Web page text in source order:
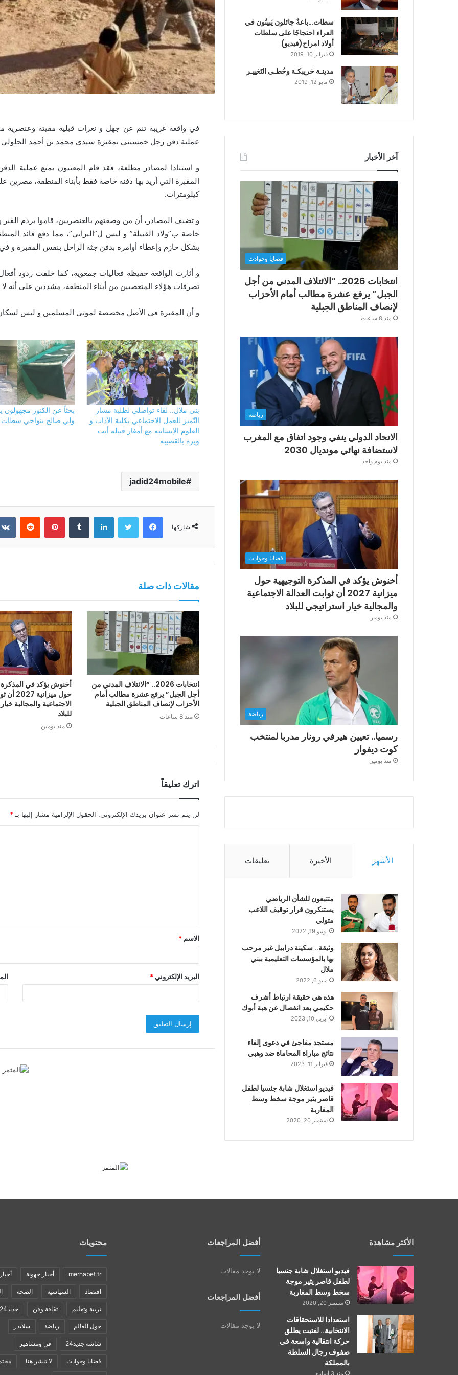
في واقعة غريبة تنم عن جهل و نعرات قبلية مقيتة
عملية دفن رجل خمسيني بمقبرة سيدي محمد بن أحمد الجلولي
و استنادا لمصادر مطلعة، فقد قام المعنيون بمنع عملية
المقبرة التي أريد بها دفنه خاصة فقط بأبناء المنطقة،
كيلومترات.
و تضيف المصادر، أن من وصفتهم بالعنصريين، قاموا بردم القبر
خاصة ب”ولاد القبيلة” و ليس ل”البراني”، مما دفع قائد
بشكل حازم وإعطاء أوامره بدفن جثة الراحل بنفس المقبرة و
و أثارت الواقعة حفيظة فعاليات جمعوية، كما خلفت ردود
تصرفات هؤلاء المتعصبين من أبناء المنطقة، مشددين على أنه
و أن المقبرة في الأصل مخصصة لموتى المسلمين و ليس
بني ملال.. لقاء تواصلي لطلبة مسار
التّميز للعمل الاجتماعي بكلية الآداب و
العلوم الإنسانية مع أمغار قبيلة أيت
ويرة بالقصيبة
بحثاً عن الكنوز مجهولون
ولي صالح بنواحي سطات
jadid24mobile
شاركها
فيسبوك تويتر لينكدإن بينتيريست
مقالات ذات صلة
انتخابات 2026.. “الائتلاف المدني من
أجل الجبل” يرفع عشرة مطالب أمام
الأحزاب لإنصاف المناطق الجبلية
منذ 8 ساعات
أخنوش يؤكد في المذكرة
حول
الاجتماعية والمجالية
للبلاد
منذ يومين
اترك تعليقاً
لن يتم نشر عنوان بريدك الإلكتروني. الحقول الإلزامية مشار إليها بـ *
ق
*
الاسم *
البريد الإلكتروني*
سطات…باعةٌ جائلون يَبيتُون في
العراء احتجاجًا على سلطات
أولاد امراح(فيديو)
فبراير 10, 2019
مدينـة خريبكـة وخُطـى التَغييـر
مايو 12, 2019
آخر الأخبار
قضايا وحوادث
انتخابات 2026.. “الائتلاف المدني من أجل
الجبل” يرفع عشرة مطالب أمام الأحزاب
لإنصاف المناطق الجبلية
منذ 8 ساعات
رياضة
الاتحاد الدولي ينفي وجود اتفاق مع المغرب
لاستضافة نهائي مونديال 2030
منذ يوم واحد
قضايا وحوادث
أخنوش يؤكد في المذكرة التوجيهية حول
ميزانية 2027 أن ثوابت العدالة الاجتماعية
والمجالية خيار استراتيجي للبلاد
منذ يومين
رياضة
رسميا.. تعيين هيرفي رونار مدربا لمنتخب
كوت ديفوار
منذ يومين
الأشهر الأخيرة تعليقات
متتبعون للشأن الرياضي
يستنكرون قرار توقيف اللاعب
متولي
يونيو 19, 2022
وثيقة.. سكينة درابيل غير مرحب
بها بالمؤسسات التعليمية ببني
ملال
مايو 6, 2022
هذه هي حقيقة ارتباط أشرف
حكيمي بعد انفصال عن هبة أبوك
أبريل 10, 2023
مستجد مفاجئ في دعوى إلغاء
نتائج مباراة المحاماة ضد وهبي
فبراير 11, 2023
فيديو استغلال شابة جنسيا لطفل
قاصر يثير موجة سخط وسط
المغاربة
سبتمبر 20, 2020
الأكثر مشاهدة
فيديو استغلال شابة جنسيا
لطفل قاصر يثير موجة
سخط وسط المغاربة
سبتمبر 20, 2020
استعدادا للاستحقاقات
الانتخابية.. لفتيت يطلق
حركة انتقالية واسعة في
صفوف رجال السلطة
بالمملكة
منذ 3 أسابيع
أفضل المراجعات
لا يوجد مقالات
أفضل المراجعات
لا يوجد مقالات
محتويات
merhabet tr أخبار جهوية
اقتصاد السياسية الصحة
تربية وتعليم ثقافة وفن جديد24
حول العالم رياضة سلايدر
شاشة جديد24 فن ومشاهير
قضايا وحوادث لا تنشر هنا